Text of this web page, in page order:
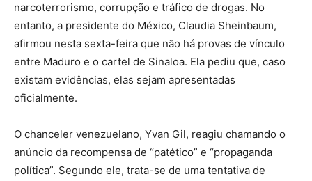
narcoterrorismo, corrupção e tráfico de drogas. No
entanto, a presidente do México, Claudia Sheinbaum,
afirmou nesta sexta-feira que não há provas de vínculo
entre Maduro e o cartel de Sinaloa. Ela pediu que, caso
existam evidências, elas sejam apresentadas
oficialmente.
O chanceler venezuelano, Yvan Gil, reagiu chamando o
anúncio da recompensa de “patético” e “propaganda
política”. Segundo ele, trata-se de uma tentativa de